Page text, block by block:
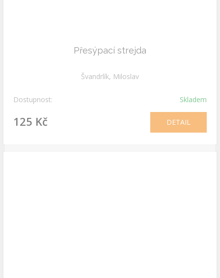
Přesýpací strejda
Švandrlík, Miloslav
Dostupnost: Skladem
125 Kč DETAIL